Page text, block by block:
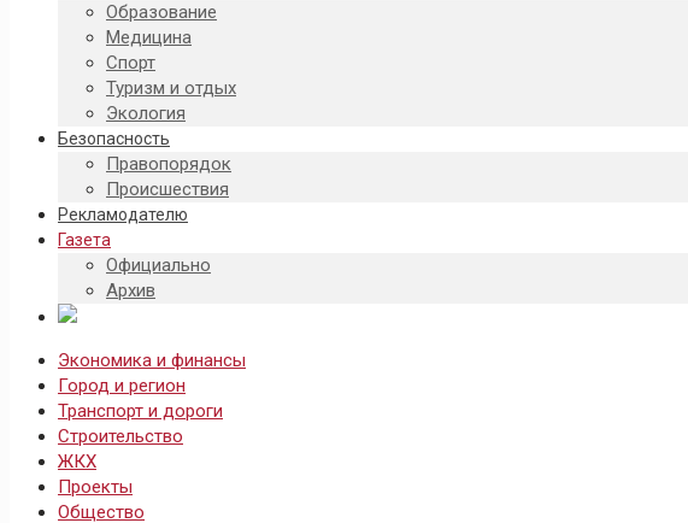
Образование
Медицина
Спорт
Туризм и отдых
Экология
Безопасность
Правопорядок
Происшествия
Рекламодателю
Газета
Официально
Архив
Экономика и финансы
Город и регион
Транспорт и дороги
Строительство
ЖКХ
Проекты
Общество